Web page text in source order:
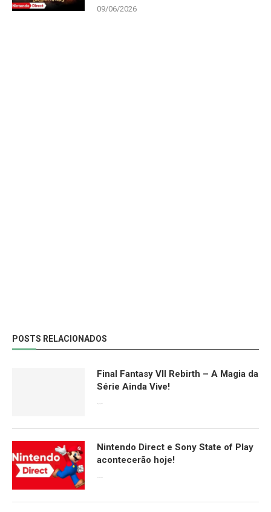
09/06/2026
POSTS RELACIONADOS
Final Fantasy VII Rebirth – A Magia da
Série Ainda Vive!
Nintendo Direct e Sony State of Play
acontecerão hoje!